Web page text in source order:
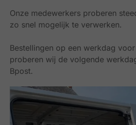
Onze medewerkers proberen
zo snel mogelijk te verwerken.
Bestellingen op een werkdag
proberen wij de volgende
Bpost.